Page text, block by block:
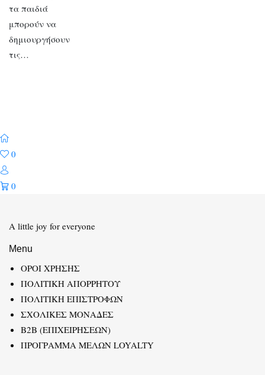
τα παιδιά
μπορούν να
δημιουργήσουν
τις…
0
0
A little joy for everyone
Menu
ΟΡΟΙ ΧΡΗΣΗΣ
ΠΟΛΙΤΙΚΗ ΑΠΟΡΡΗΤΟΥ
ΠΟΛΙΤΙΚΗ ΕΠΙΣΤΡΟΦΩΝ
ΣΧΟΛΙΚΕΣ ΜΟΝΑΔΕΣ
B2B (ΕΠΙΧΕΙΡΗΣΕΩΝ)
ΠΡΟΓΡΑΜΜΑ ΜΕΛΩΝ LOYALTY